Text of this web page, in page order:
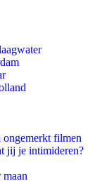
filmen
jij je intimideren?